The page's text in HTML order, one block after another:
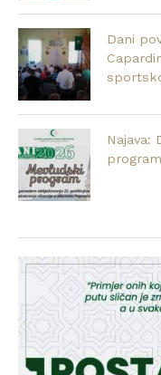
Dani
Najava: